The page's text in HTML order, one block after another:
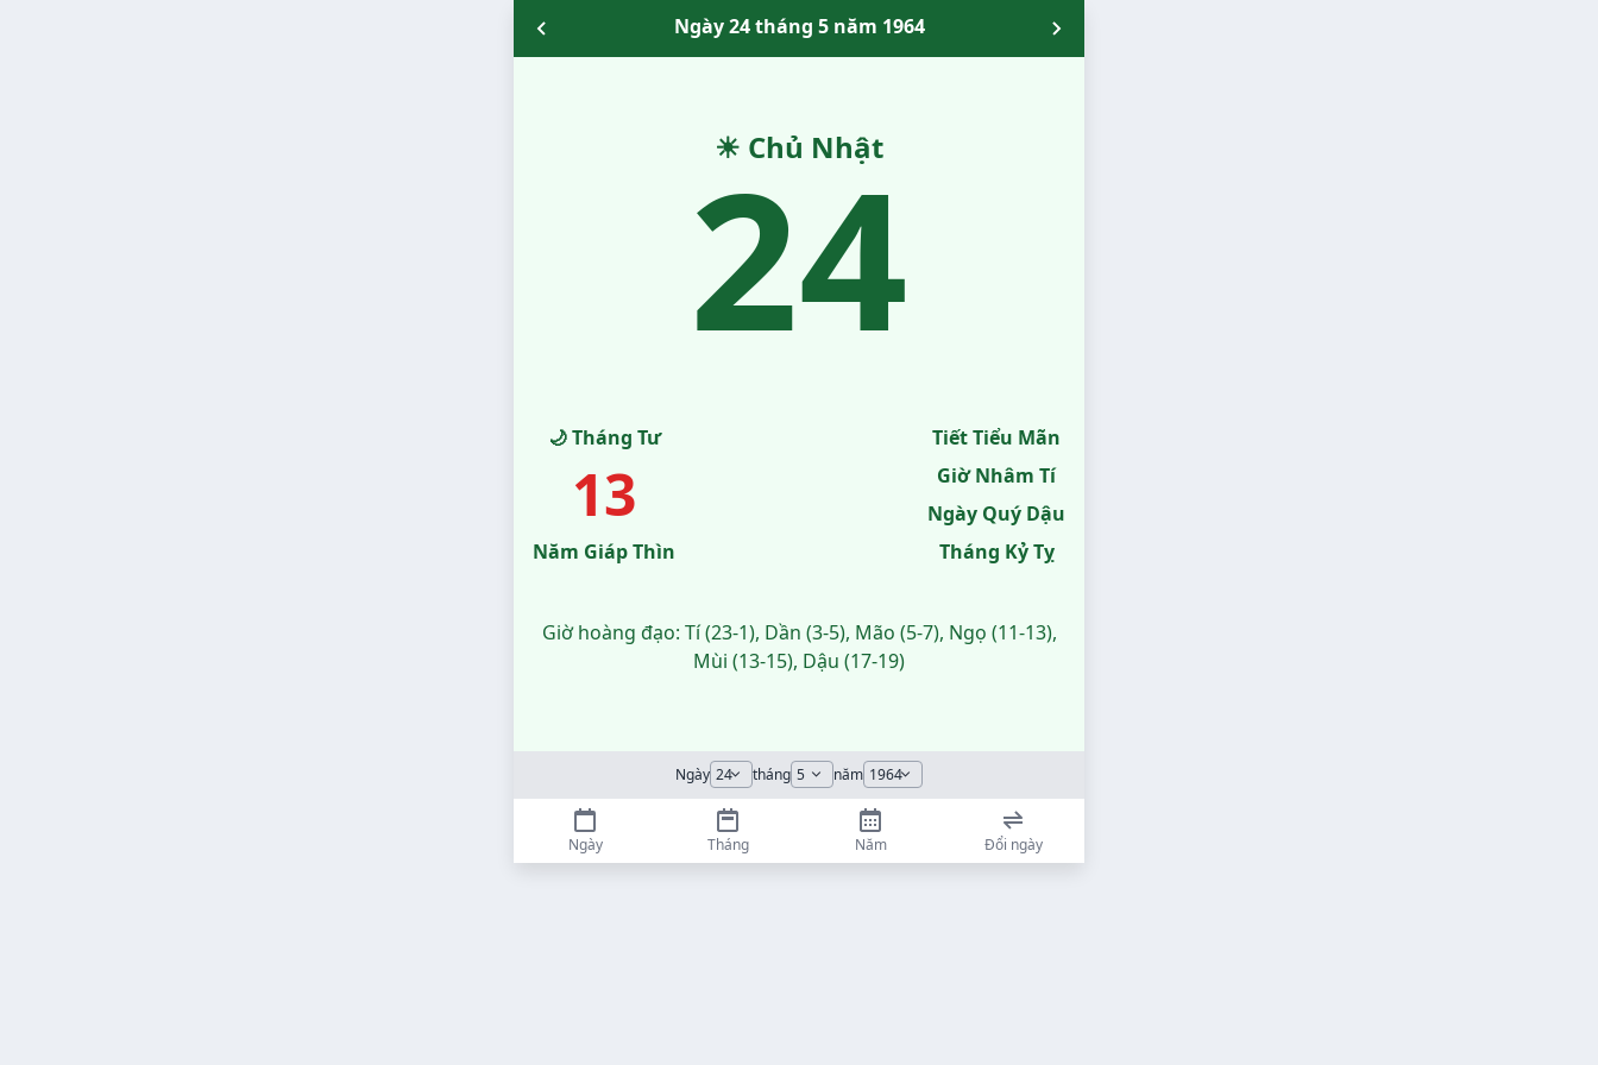
Ngày 24 tháng 5 năm 1964
☀ Chủ Nhật
24
🌙 Tháng Tư
13
Năm Giáp Thìn
Tiết Tiểu Mãn
Giờ Nhâm Tí
Ngày Quý Dậu
Tháng Kỷ Tỵ
Giờ hoàng đạo: Tí (23-1), Dần (3-5), Mão (5-7), Ngọ (11-13),
Mùi (13-15), Dậu (17-19)
Ngày tháng năm
Ngày Tháng Năm Đổi ngày